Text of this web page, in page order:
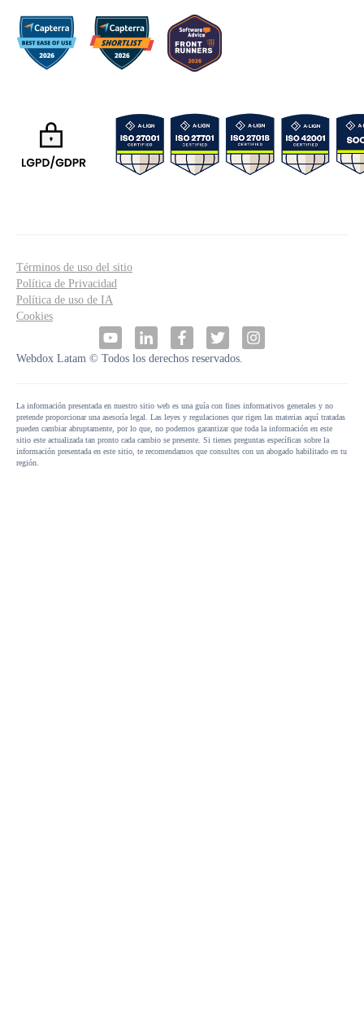
Términos de uso del sitio
Política de Privacidad
Política de uso de IA
Cookies
Webdox Latam © Todos los derechos reservados.
La información presentada en nuestro sitio web es una guía con fines informativos generales y no
pretende proporcionar una asesoría legal. Las leyes y regulaciones que rigen las materias aquí tratadas
pueden cambiar abruptamente, por lo que, no podemos garantizar que toda la información en este
sitio este actualizada tan pronto cada cambio se presente. Si tienes preguntas específicas sobre la
información presentada en este sitio, te recomendamos que consultes con un abogado habilitado en tu
región.